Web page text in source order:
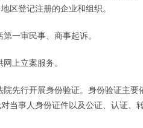
区登记注册的企业和组织。
一审民事、商事起诉。
上立案服务。
先行开展身份验证。身份验证主
当事人身份证件以及公证、认证、